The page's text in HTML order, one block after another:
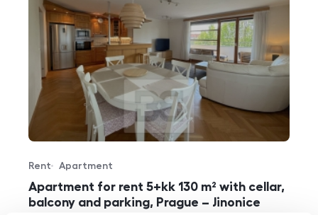
Apartment for rent 5+kk 130 m² with cellar,
balcony and parking, Prague – Jinonice
Offer type
Rent
Property type
Apartment